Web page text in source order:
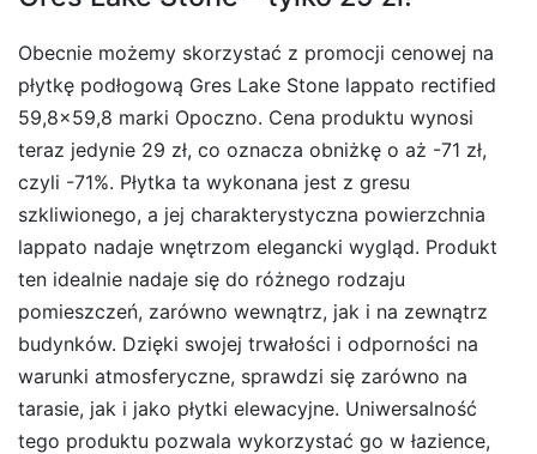
Obecnie możemy skorzystać z promocji cenowej na
płytkę podłogową Gres Lake Stone lappato rectified
59,8×59,8 marki Opoczno. Cena produktu wynosi
teraz jedynie 29 zł, co oznacza obniżkę o aż -71 zł,
czyli -71%. Płytka ta wykonana jest z gresu
szkliwionego, a jej charakterystyczna powierzchnia
lappato nadaje wnętrzom elegancki wygląd. Produkt
ten idealnie nadaje się do różnego rodzaju
pomieszczeń, zarówno wewnątrz, jak i na zewnątrz
budynków. Dzięki swojej trwałości i odporności na
warunki atmosferyczne, sprawdzi się zarówno na
tarasie, jak i jako płytki elewacyjne. Uniwersalność
tego produktu pozwala wykorzystać go w łazience,